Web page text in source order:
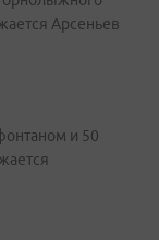
Арсеньев
и 50